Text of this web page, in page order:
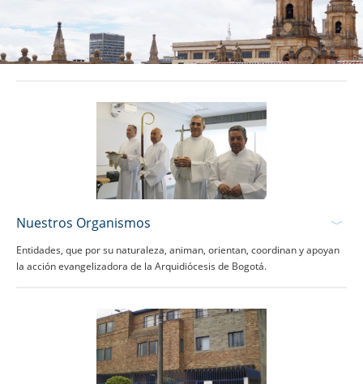
Nuestros Organismos
Entidades, que por su naturaleza, animan, orientan, coordinan y apoyan
la acción evangelizadora de la Arquidiócesis de Bogotá.